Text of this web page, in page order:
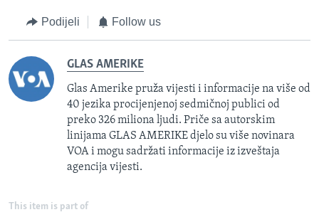
Podijeli Follow us
GLAS AMERIKE
Glas Amerike pruža vijesti i informacije na više od
40 jezika procijenjenoj sedmičnoj publici od
preko 326 miliona ljudi. Priče sa autorskim
linijama GLAS AMERIKE djelo su više novinara
VOA i mogu sadržati informacije iz izveštaja
agencija vijesti.
This item is part of